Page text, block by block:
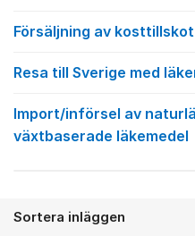
Försäljning av
Resa till Sverige med
Import/införsel av
växtbaserade läkemedel
Sortera inläggen